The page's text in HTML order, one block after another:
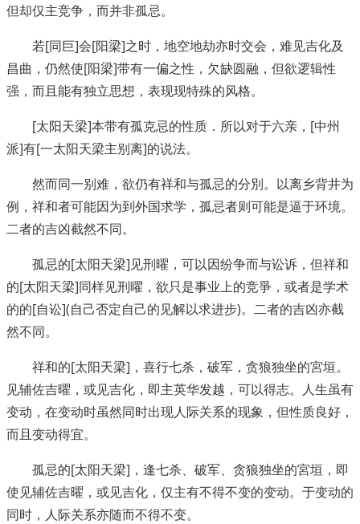
但却仅主竞争，而并非孤忌。
若[同巨]会[阳梁]之时，地空地劫亦时交会，难见吉化及
昌曲，仍然使[阳梁]带有一偏之性，欠缺圆融，但欲逻辑性
强，而且能有独立思想，表现现特殊的风格。
[太阳天梁]本带有孤克忌的性质．所以对于六亲，[中州
派]有[一太阳天梁主别离]的说法。
然而同一别难，欲仍有祥和与孤忌的分別。以离乡背井为
例，祥和者可能因为到外国求学，孤忌者则可能是逼于环境。
二者的吉凶截然不同。
孤忌的[太阳天梁]见刑曜，可以因纷争而与讼诉，但祥和
的[太阳天梁]同样见刑曜，欲只是事业上的竞爭，或者是学术
的的[自讼](自己否定自己的见解以求进步)。二者的吉凶亦截
然不同。
祥和的[太阳天梁]，喜行七杀，破军，贪狼独坐的宮垣。
见辅佐吉曜，或见吉化，即主英华发越，可以得志。人生虽有
变动，在变动时虽然同时出现人际关系的现象，但性质良好，
而且变动得宜。
孤忌的[太阳天梁]，逢七杀、破军、贪狼独坐的宮垣，即
使见辅佐吉曜，或见吉化，仅主有不得不变的变动。于变动的
同时，人际关系亦随而不得不变。